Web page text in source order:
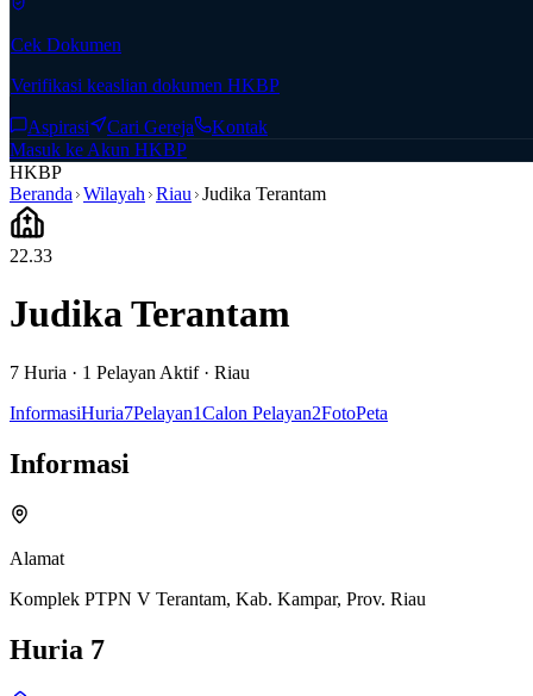
Cek Dokumen
Verifikasi keaslian dokumen HKBP
Aspirasi Cari Gereja
Kontak
Masuk ke Akun HKBP
HKBP
Beranda Wilayah Riau Judika Terantam
22.33
Judika Terantam
7 Huria · 1 Pelayan Aktif· Riau
InformasiHuria7Pelayan1Calon Pelayan2FotoPeta
Informasi
Alamat
Komplek PTPN V Terantam, Kab. Kampar, Prov. Riau
Huria 7